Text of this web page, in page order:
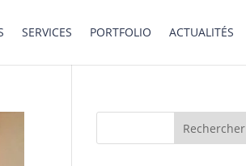
SERVICES PORTFOLIO ACTUALITÉS
Rechercher